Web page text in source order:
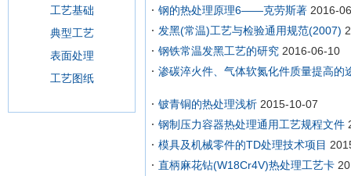
工艺基础
典型工艺
表面处理
工艺图纸
钢的热处理原理6——克劳斯著 2016-
发黑(常温)工艺与检验通用规范(2007)
钢铁常温发黑工艺的研究 2016-06-10
渗碳淬火件、气体软氮化件质量提高的
铍青铜的热处理浅析 2015-10-07
钢制压力容器热处理通用工艺规程文件
模具及机械零件的TD处理技术项目
直柄麻花钻(W18Cr4V)热处理工艺卡